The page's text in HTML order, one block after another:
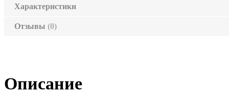
Характеристики
Отзывы (0)
Описание